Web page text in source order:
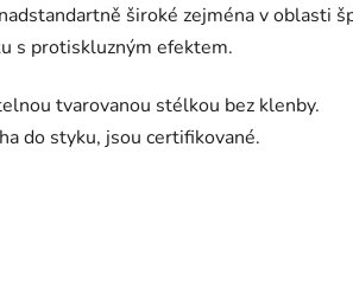
široké zejména v oblasti
s protiskluzným efektem.
tvarovanou stélkou bez klenby.
do styku, jsou certifikované.